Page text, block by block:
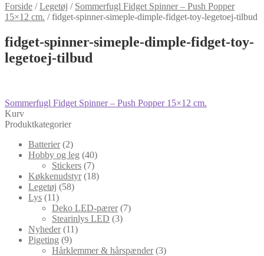
Forside /Legetøj / Sommerfugl Fidget Spinner – Push Popper
15×12 cm. /fidget-spinner-simeple-dimple-fidget-toy-legetoej-tilbud
fidget-spinner-simeple-dimple-fidget-toy-
legetoej-tilbud
Indlægsnavigation
Forrige
indlæg:
Sommerfugl Fidget Spinner – Push Popper 15×12 cm.
Kurv
Produktkategorier
Batterier (2)
Hobby og leg (40)
Stickers (7)
Køkkenudstyr (18)
Legetøj (58)
Lys (11)
Deko LED-pærer (7)
Stearinlys LED (3)
Nyheder (11)
Pigeting (9)
Hårklemmer & hårspænder (3)